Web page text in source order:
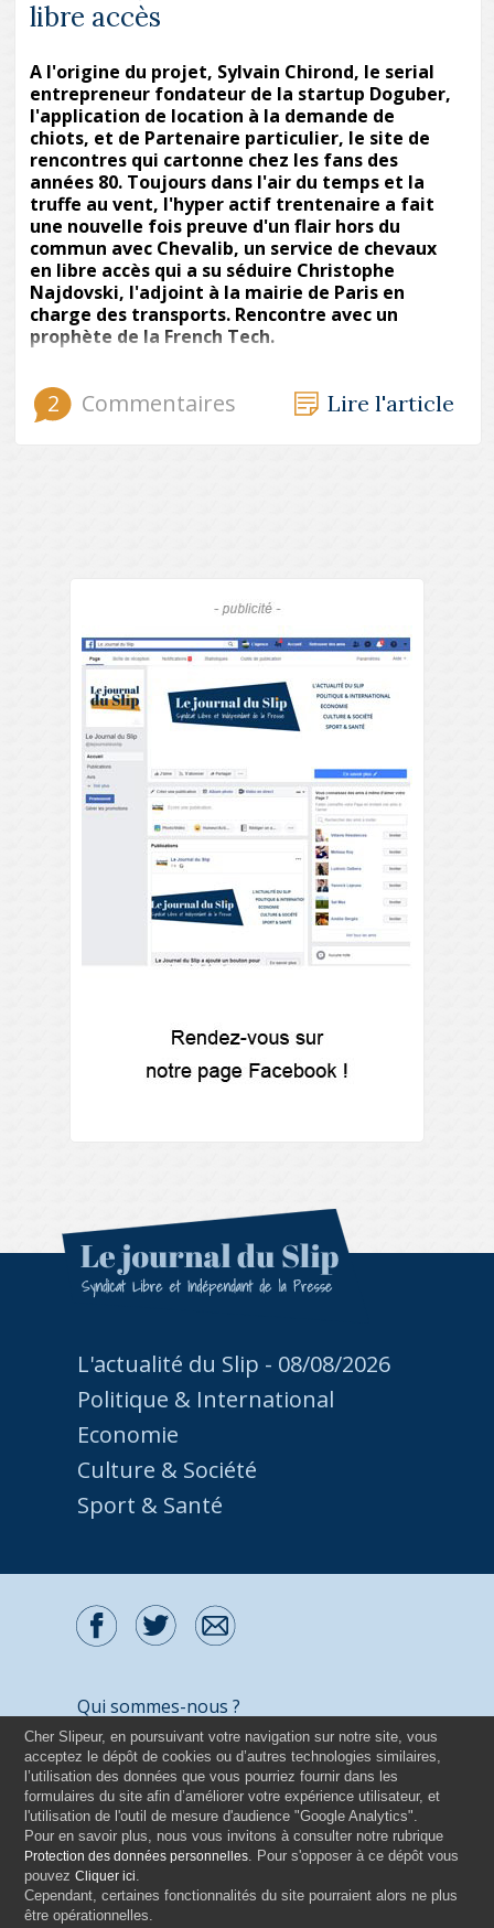
Cher Slipeur, en poursuivant votre navigation sur notre site, vous
acceptez le dépôt de cookies ou d’autres technologies similaires,
l’utilisation des données que vous pourriez fournir dans les
formulaires du site afin d’améliorer votre expérience utilisateur, et
l'utilisation de l'outil de mesure d'audience "Google Analytics".
Pour en savoir plus, nous vous invitons à consulter notre rubrique
Protection des données personnelles. Pour s'opposer à ce dépôt vous
pouvezCliquer ici.
Cependant, certaines fonctionnalités du site pourraient alors ne plus
être opérationnelles.
libre accès
A l'origine du projet, Sylvain Chirond, le serial
entrepreneur fondateur de la startup Doguber,
l'application de location à la demande de
chiots, et de Partenaire particulier, le site de
rencontres qui cartonne chez les fans des
années 80. Toujours dans l'air du temps et la
truffe au vent, l'hyper actif trentenaire a fait
une nouvelle fois preuve d'un flair hors du
commun avec Chevalib, un service de chevaux
en libre accès qui a su séduire Christophe
Najdovski, l'adjoint à la mairie de Paris en
charge des transports. Rencontre avec un
prophète de la French Tech.
2Commentaires Lire l'article
L'actualité du Slip - 08/08/2026
Politique & International
Economie
Culture & Société
Sport & Santé
Qui sommes-nous ?
Contactez-nous
Mentions légales
Politique de protection des données
Tous droits réservés - 2026
ANDELWELL CONSULTING